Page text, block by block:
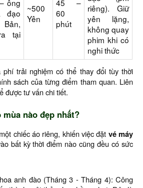
ông
đạo
tại
~500
Yên
45 –
60
phút
riêng). Giữ
yên lặng,
không quay
phim khi có
nghi thức
trải nghiệm có thể thay đổi tùy thời
sách của từng điểm tham quan. Liên
được tư vấn chi tiết.
nào đẹp nhất?
chiếc áo riêng, khiến việc đặt vé máy
bất kỳ thời điểm nào cũng đều có sức
anh đào (Tháng 3 - Tháng 4): Công